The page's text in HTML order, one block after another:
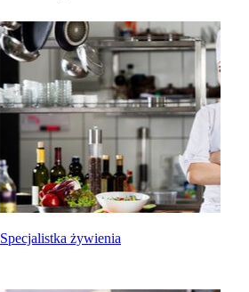
Specjalistka żywienia